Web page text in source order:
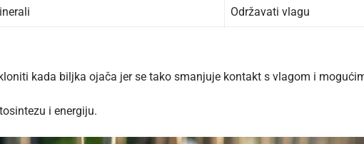
Održavati vlagu
kada biljka ojača jer se tako smanjuje kontakt s vlagom i
i energiju.